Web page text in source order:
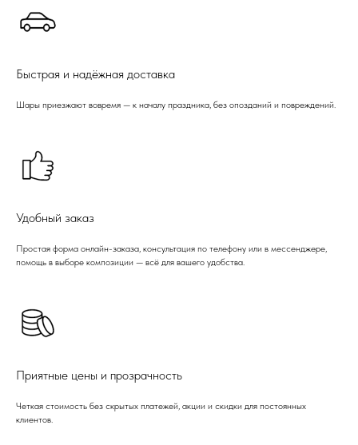
Быстрая и надёжная доставка
Шары приезжают вовремя — к началу праздника, без опозданий и повреждений.
Удобный заказ
Простая форма онлайн-заказа, консультация по телефону или в мессенджере,
помощь в выборе композиции — всё для вашего удобства.
Приятные цены и прозрачность
Четкая стоимость без скрытых платежей, акции и скидки для постоянных
клиентов.